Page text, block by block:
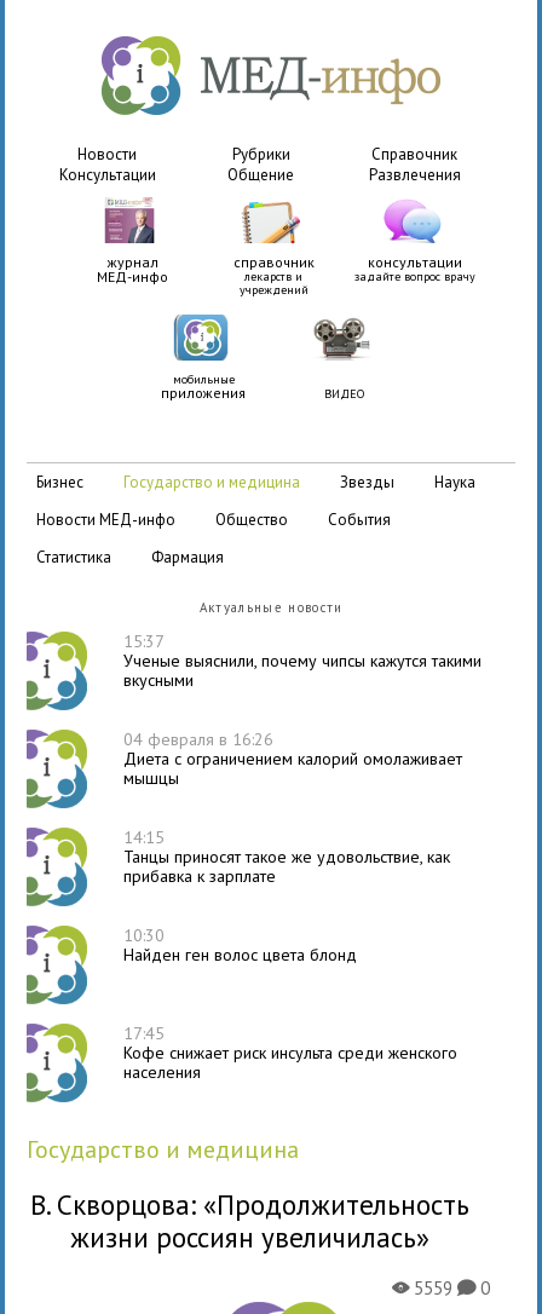
Новости Рубрики
Справочник
Консультации
Общение Развлечения
журнал
МЕД-инфо
справочник
лекарств и
учреждений
консультации
задайте вопрос врачу
мобильные
приложения ВИДЕО
бизнес государство и медицина звезды
наука
новости МЕД-инфо
общество
события
статистика
фармация
Актуальные новости
15:37
Ученые выяснили, почему чипсы кажутся такими
вкусными
04 февраля в 16:26
Диета с ограничением калорий омолаживает
мышцы
14:15
Танцы приносят такое же удовольствие, как
прибавка к зарплате
10:30
Найден ген волос цвета блонд
17:45
Кофе снижает риск инсульта среди женского
населения
государство и медицина
В. Скворцова: «Продолжительность
жизни россиян увеличилась»
X5559K0